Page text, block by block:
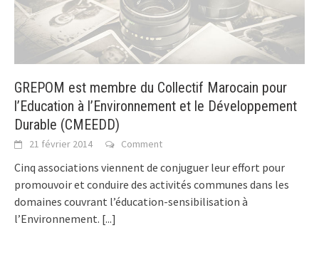
GREPOM est membre du Collectif Marocain pour
l’Education à l’Environnement et le Développement
Durable (CMEEDD)
21 février 2014 Comment
Cinq associations viennent de conjuguer leur effort pour
promouvoir et conduire des activités communes dans les
domaines couvrant l’éducation-sensibilisation à
l’Environnement. [...]